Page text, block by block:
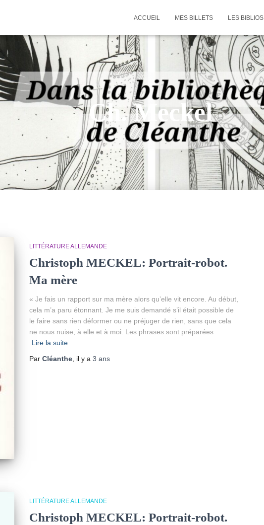
ACCUEIL MES BILLETS LES BIBLIOS
Ch. Meckel
LITTÉRATURE ALLEMANDE
Christoph MECKEL: Portrait-robot.
Ma mère
« Je fais un rapport sur ma mère alors qu’elle vit encore. Au début,
cela m’a paru étonnant. Je me suis demandé s’il était possible de
le faire sans rien déformer ou ne préjuger de rien, sans que cela
ne nous nuise, à elle et à moi. Les phrases sont préparées
Lire la suite
Par Cléanthe , il y a 3 ans
LITTÉRATURE ALLEMANDE
Christoph MECKEL: Portrait-robot.